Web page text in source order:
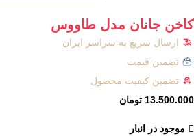
کاخن جانان مدل طاووس
ارسال سریع به سراسر ایران
تضمین قیمت
تضمین کیفیت محصول
13.500.000 تومان
موجود در انبار